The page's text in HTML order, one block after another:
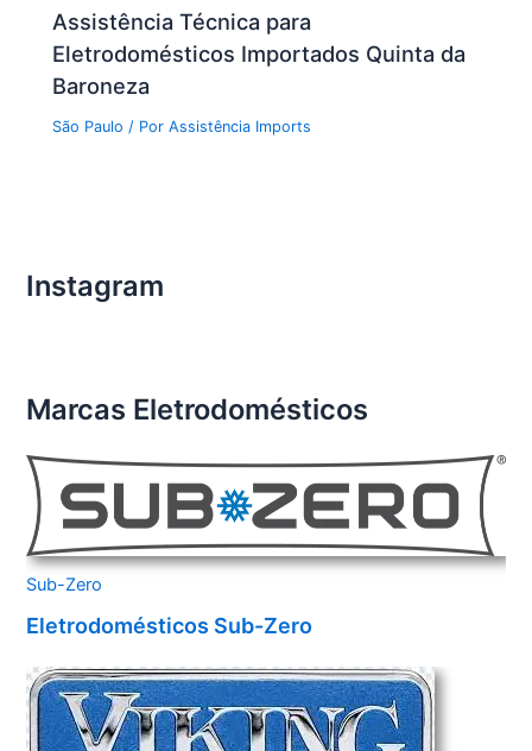
Assistência Técnica para
Eletrodomésticos Importados Quinta da
Baroneza
São Paulo / PorAssistência Imports
Instagram
Marcas Eletrodomésticos
Sub-Zero
Eletrodomésticos Sub-Zero